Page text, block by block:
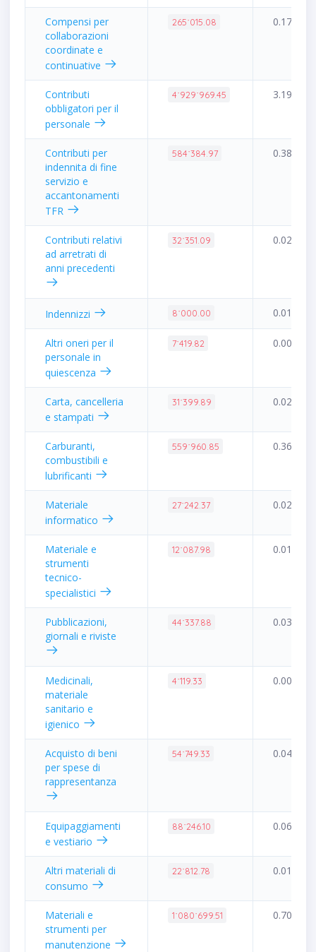
Compensi per
collaborazioni
coordinate e
continuative
265˙015.08 0.17%
Contributi
obbligatori per il
personale
4˙929˙969.45 3.19%
Contributi per
indennita di fine
servizio e
accantonamenti
TFR
584˙384.97 0.38%
Contributi relativi
ad arretrati di
anni precedenti
32˙351.09 0.02%
Indennizzi 8˙000.00 0.01%
Altri oneri per il
personale in
quiescenza
7˙419.82 0.00%
Carta, cancelleria
e stampati
31˙399.89 0.02%
Carburanti,
combustibili e
lubrificanti
559˙960.85 0.36%
Materiale
informatico
27˙242.37 0.02%
Materiale e
strumenti
tecnico-
specialistici
12˙087.98 0.01%
Pubblicazioni,
giornali e riviste
44˙337.88 0.03%
Medicinali,
materiale
sanitario e
igienico
4˙119.33 0.00%
Acquisto di beni
per spese di
rappresentanza
54˙749.33 0.04%
Equipaggiamenti
e vestiario
88˙246.10 0.06%
Altri materiali di
consumo
22˙812.78 0.01%
Materiali e
strumenti per
manutenzione
1˙080˙699.51 0.70%